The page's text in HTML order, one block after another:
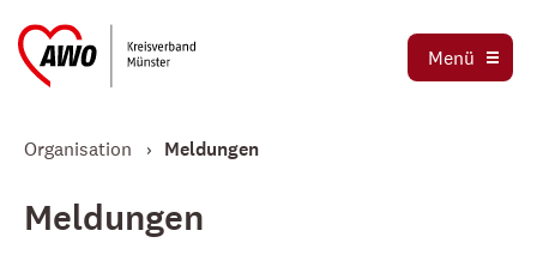
Menü
Ortsvereine
Organisation
Meldungen
Meldungen